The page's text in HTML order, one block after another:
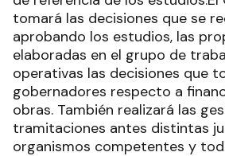
tomará las decisiones que se
aprobando los estudios, las
elaboradas en el grupo de
operativas las decisiones que
gobernadores respecto a
obras. También realizará las
tramitaciones antes distintas
organismos competentes y